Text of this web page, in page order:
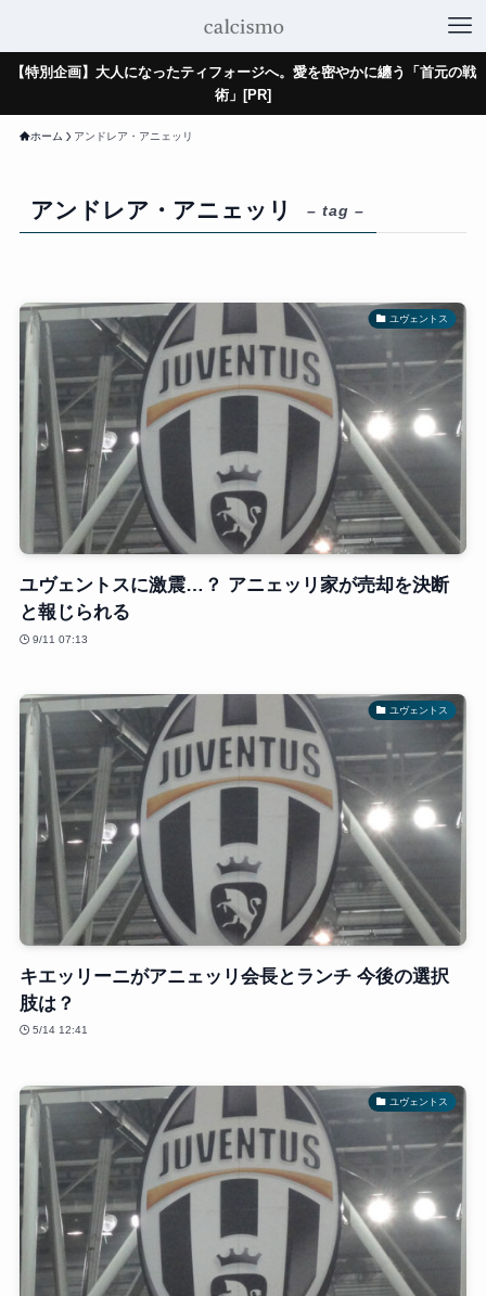
【特別企画】大人になったティフォージへ。愛を密やかに纏う「首元の戦
術」[PR]
ホーム アンドレア・アニェッリ
アンドレア・アニェッリ – tag –
ユヴェントス
ユヴェントスに激震…？ アニェッリ家が売却を決断
と報じられる
9/11 07:13
ユヴェントス
キエッリーニがアニェッリ会長とランチ 今後の選択
肢は？
5/14 12:41
ユヴェントス